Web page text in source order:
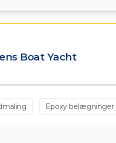
Boat Yacht
Epoxy belægninger